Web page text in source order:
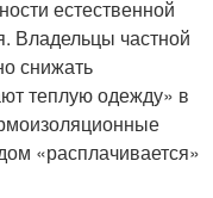
естественной
Владельцы частной
снижать
теплую одежду» в
«расплачивается»